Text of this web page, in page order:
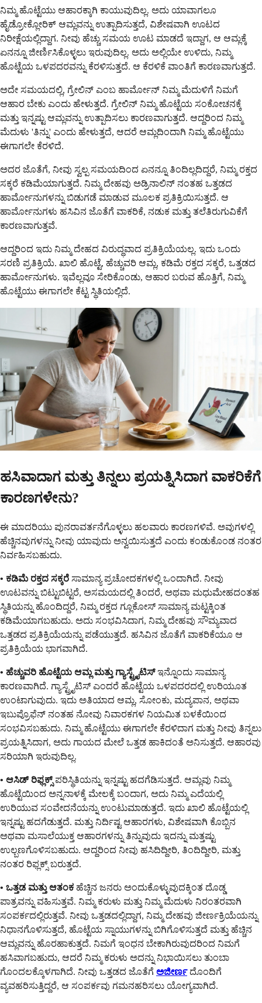
ನಿಮ್ಮ ಹೊಟ್ಟೆಯು ಆಹಾರಕ್ಕಾಗಿ ಕಾಯುವುದಿಲ್ಲ. ಅದು ಯಾವಾಗಲೂ
ಹೈಡ್ರೋಕ್ಲೋರಿಕ್ ಆಮ್ಲವನ್ನು ಉತ್ಪಾದಿಸುತ್ತದೆ, ವಿಶೇಷವಾಗಿ ಊಟದ
ನಿರೀಕ್ಷೆಯಲ್ಲಿದ್ದಾಗ. ನೀವು ಹೆಚ್ಚು ಸಮಯ ಊಟ ಮಾಡದೆ ಇದ್ದಾಗ, ಆ ಆಮ್ಲಕ್ಕೆ
ಏನನ್ನೂ ಜೀರ್ಣಿಸಿಕೊಳ್ಳಲು ಇರುವುದಿಲ್ಲ. ಅದು ಅಲ್ಲಿಯೇ ಉಳಿದು, ನಿಮ್ಮ
ಹೊಟ್ಟೆಯ ಒಳಪದರವನ್ನು ಕೆರಳಿಸುತ್ತದೆ. ಆ ಕೆರಳಿಕೆ ವಾಂತಿಗೆ ಕಾರಣವಾಗುತ್ತದೆ.
ಅದೇ ಸಮಯದಲ್ಲಿ, ಗ್ರೇಲಿನ್ ಎಂಬ ಹಾರ್ಮೋನ್ ನಿಮ್ಮ ಮೆದುಳಿಗೆ ನಿಮಗೆ
ಆಹಾರ ಬೇಕು ಎಂದು ಹೇಳುತ್ತದೆ. ಗ್ರೇಲಿನ್ ನಿಮ್ಮ ಹೊಟ್ಟೆಯ ಸಂಕೋಚನಕ್ಕೆ
ಮತ್ತು ಇನ್ನಷ್ಟು ಆಮ್ಲವನ್ನು ಉತ್ಪಾದಿಸಲು ಕಾರಣವಾಗುತ್ತದೆ. ಆದ್ದರಿಂದ ನಿಮ್ಮ
ಮೆದುಳು 'ತಿನ್ನು' ಎಂದು ಹೇಳುತ್ತದೆ, ಆದರೆ ಆಮ್ಲದಿಂದಾಗಿ ನಿಮ್ಮ ಹೊಟ್ಟೆಯು
ಈಗಾಗಲೇ ಕೆರಳಿದೆ.
ಅದರ ಜೊತೆಗೆ, ನೀವು ಸ್ವಲ್ಪ ಸಮಯದಿಂದ ಏನನ್ನೂ ತಿಂದಿಲ್ಲದಿದ್ದರೆ, ನಿಮ್ಮ ರಕ್ತದ
ಸಕ್ಕರೆ ಕಡಿಮೆಯಾಗುತ್ತದೆ. ನಿಮ್ಮ ದೇಹವು ಅಡ್ರಿನಾಲಿನ್ ನಂತಹ ಒತ್ತಡದ
ಹಾರ್ಮೋನುಗಳನ್ನು ಬಿಡುಗಡೆ ಮಾಡುವ ಮೂಲಕ ಪ್ರತಿಕ್ರಿಯಿಸುತ್ತದೆ. ಆ
ಹಾರ್ಮೋನುಗಳು ಹಸಿವಿನ ಜೊತೆಗೆ ವಾಕರಿಕೆ, ನಡುಕ ಮತ್ತು ತಲೆತಿರುಗುವಿಕೆಗೆ
ಕಾರಣವಾಗುತ್ತವೆ.
ಆದ್ದರಿಂದ ಇದು ನಿಮ್ಮ ದೇಹದ ವಿರುದ್ಧವಾದ ಪ್ರತಿಕ್ರಿಯೆಯಲ್ಲ. ಇದು ಒಂದು
ಸರಣಿ ಪ್ರತಿಕ್ರಿಯೆ. ಖಾಲಿ ಹೊಟ್ಟೆ, ಹೆಚ್ಚುವರಿ ಆಮ್ಲ, ಕಡಿಮೆ ರಕ್ತದ ಸಕ್ಕರೆ, ಒತ್ತಡದ
ಹಾರ್ಮೋನುಗಳು. ಇವೆಲ್ಲವೂ ಸೇರಿಕೊಂಡು, ಆಹಾರ ಬರುವ ಹೊತ್ತಿಗೆ, ನಿಮ್ಮ
ಹೊಟ್ಟೆಯು ಈಗಾಗಲೇ ಕೆಟ್ಟ ಸ್ಥಿತಿಯಲ್ಲಿದೆ.
ಹಸಿವಾದಾಗ ಮತ್ತು ತಿನ್ನಲು ಪ್ರಯತ್ನಿಸಿದಾಗ ವಾಕರಿಕೆಗೆ
ಕಾರಣಗಳೇನು?
ಈ ಮಾದರಿಯು ಪುನರಾವರ್ತನೆಗೊಳ್ಳಲು ಹಲವಾರು ಕಾರಣಗಳಿವೆ. ಅವುಗಳಲ್ಲಿ
ಹೆಚ್ಚಿನವುಗಳನ್ನು ನೀವು ಯಾವುದು ಅನ್ವಯಿಸುತ್ತದೆ ಎಂದು ಕಂಡುಕೊಂಡ ನಂತರ
ನಿರ್ವಹಿಸಬಹುದು.
• ಕಡಿಮೆ ರಕ್ತದ ಸಕ್ಕರೆ ಸಾಮಾನ್ಯ ಪ್ರಚೋದಕಗಳಲ್ಲಿ ಒಂದಾಗಿದೆ. ನೀವು
ಊಟವನ್ನು ಬಿಟ್ಟುಬಿಟ್ಟರೆ, ಅಸಮಯದಲ್ಲಿ ತಿಂದರೆ, ಅಥವಾ ಮಧುಮೇಹದಂತಹ
ಸ್ಥಿತಿಯನ್ನು ಹೊಂದಿದ್ದರೆ, ನಿಮ್ಮ ರಕ್ತದ ಗ್ಲೂಕೋಸ್ ಸಾಮಾನ್ಯ ಮಟ್ಟಕ್ಕಿಂತ
ಕಡಿಮೆಯಾಗಬಹುದು. ಅದು ಸಂಭವಿಸಿದಾಗ, ನಿಮ್ಮ ದೇಹವು ಸೌಮ್ಯವಾದ
ಒತ್ತಡದ ಪ್ರತಿಕ್ರಿಯೆಯನ್ನು ಪಡೆಯುತ್ತದೆ. ಹಸಿವಿನ ಜೊತೆಗೆ ವಾಕರಿಕೆಯೂ ಆ
ಪ್ರತಿಕ್ರಿಯೆಯ ಭಾಗವಾಗಿದೆ.
• ಹೆಚ್ಚುವರಿ ಹೊಟ್ಟೆಯ ಆಮ್ಲ ಮತ್ತು ಗ್ಯಾಸ್ಟ್ರೈಟಿಸ್ಇನ್ನೊಂದು ಸಾಮಾನ್ಯ
ಕಾರಣವಾಗಿದೆ. ಗ್ಯಾಸ್ಟ್ರೈಟಿಸ್ ಎಂದರೆ ಹೊಟ್ಟೆಯ ಒಳಪದರದಲ್ಲಿ ಉರಿಯೂತ
ಉಂಟಾಗುವುದು. ಇದು ಅತಿಯಾದ ಆಮ್ಲ, ಸೋಂಕು, ಮದ್ಯಪಾನ, ಅಥವಾ
ಇಬುಪ್ರೊಫೆನ್ ನಂತಹ ನೋವು ನಿವಾರಕಗಳ ನಿಯಮಿತ ಬಳಕೆಯಿಂದ
ಸಂಭವಿಸಬಹುದು. ನಿಮ್ಮ ಹೊಟ್ಟೆಯು ಈಗಾಗಲೇ ಕೆರಳಿದಾಗ ಮತ್ತು ನೀವು ತಿನ್ನಲು
ಪ್ರಯತ್ನಿಸಿದಾಗ, ಅದು ಗಾಯದ ಮೇಲೆ ಒತ್ತಡ ಹಾಕಿದಂತೆ ಅನಿಸುತ್ತದೆ. ಆಹಾರವು
ಸರಿಯಾಗಿ ಇರುವುದಿಲ್ಲ.
• ಆಸಿಡ್ ರಿಫ್ಲಕ್ಸ್ಪರಿಸ್ಥಿತಿಯನ್ನು ಇನ್ನಷ್ಟು ಹದಗೆಡಿಸುತ್ತದೆ. ಆಮ್ಲವು ನಿಮ್ಮ
ಹೊಟ್ಟೆಯಿಂದ ಅನ್ನನಾಳಕ್ಕೆ ಮೇಲಕ್ಕೆ ಬಂದಾಗ, ಅದು ನಿಮ್ಮ ಎದೆಯಲ್ಲಿ
ಉರಿಯುವ ಸಂವೇದನೆಯನ್ನು ಉಂಟುಮಾಡುತ್ತದೆ. ಇದು ಖಾಲಿ ಹೊಟ್ಟೆಯಲ್ಲಿ
ಇನ್ನಷ್ಟು ಹದಗೆಡುತ್ತದೆ. ಮತ್ತು ನಿರ್ದಿಷ್ಟ ಆಹಾರಗಳು, ವಿಶೇಷವಾಗಿ ಕೊಬ್ಬಿನ
ಅಥವಾ ಮಸಾಲೆಯುಕ್ತ ಆಹಾರಗಳನ್ನು ತಿನ್ನುವುದು ಇದನ್ನು ಮತ್ತಷ್ಟು
ಉಲ್ಬಣಗೊಳಿಸಬಹುದು. ಆದ್ದರಿಂದ ನೀವು ಹಸಿದಿದ್ದೀರಿ, ತಿಂದಿದ್ದೀರಿ, ಮತ್ತು
ನಂತರ ರಿಫ್ಲಕ್ಸ್ ಬರುತ್ತದೆ.
• ಒತ್ತಡ ಮತ್ತು ಆತಂಕ ಹೆಚ್ಚಿನ ಜನರು ಅಂದುಕೊಳ್ಳುವುದಕ್ಕಿಂತ ದೊಡ್ಡ
ಪಾತ್ರವನ್ನು ವಹಿಸುತ್ತವೆ. ನಿಮ್ಮ ಕರುಳು ಮತ್ತು ನಿಮ್ಮ ಮೆದುಳು ನಿರಂತರವಾಗಿ
ಸಂಪರ್ಕದಲ್ಲಿರುತ್ತವೆ. ನೀವು ಒತ್ತಡದಲ್ಲಿದ್ದಾಗ, ನಿಮ್ಮ ದೇಹವು ಜೀರ್ಣಕ್ರಿಯೆಯನ್ನು
ನಿಧಾನಗೊಳಿಸುತ್ತದೆ, ಹೊಟ್ಟೆಯ ಸ್ನಾಯುಗಳನ್ನು ಬಿಗಿಗೊಳಿಸುತ್ತದೆ ಮತ್ತು ಹೆಚ್ಚಿನ
ಆಮ್ಲವನ್ನು ಹೊರಹಾಕುತ್ತದೆ. ನಿಮಗೆ ಇಂಧನ ಬೇಕಾಗಿರುವುದರಿಂದ ನಿಮಗೆ
ಹಸಿವಾಗಬಹುದು, ಆದರೆ ನಿಮ್ಮ ಕರುಳು ಅದನ್ನು ನಿಭಾಯಿಸಲು ತುಂಬಾ
ಗೊಂದಲಕ್ಕೊಳಗಾಗಿದೆ. ನೀವು ಒತ್ತಡದ ಜೊತೆಗೆ ಅಜೀರ್ಣದೊಂದಿಗೆ
ವ್ಯವಹರಿಸುತ್ತಿದ್ದರೆ, ಆ ಸಂಪರ್ಕವು ಗಮನಹರಿಸಲು ಯೋಗ್ಯವಾಗಿದೆ.